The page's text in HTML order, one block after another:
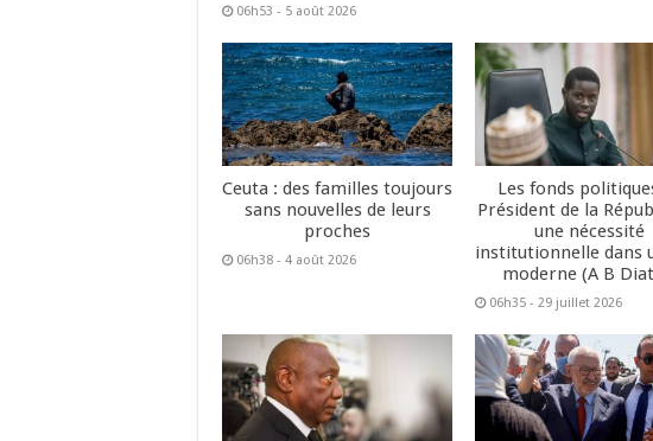
06h53 - 5 août 2026
Ceuta : des familles toujours
sans nouvelles de leurs
proches
06h38 - 4 août 2026
Les fonds
Président de la
une nécessité
institutionnelle dans
moderne (A B
06h35 - 29 juillet 2026